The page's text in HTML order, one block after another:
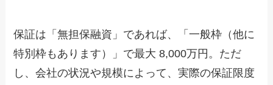
保証は「無担保融資」であれば、「一般枠（他に
特別枠もあります）」で最大 8,000万円。ただ
し、会社の状況や規模によって、実際の保証限度